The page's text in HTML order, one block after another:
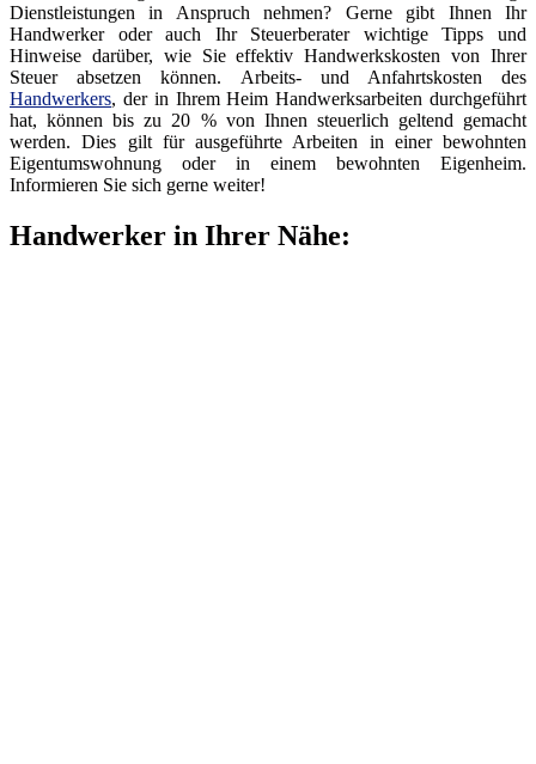
Dienstleistungen in Anspruch nehmen? Gerne gibt Ihnen Ihr
Handwerker oder auch Ihr Steuerberater wichtige Tipps und
Hinweise darüber, wie Sie effektiv Handwerkskosten von Ihrer
Steuer absetzen können. Arbeits- und Anfahrtskosten des
Handwerkers, der in Ihrem Heim Handwerksarbeiten durchgeführt
hat, können bis zu 20 % von Ihnen steuerlich geltend gemacht
werden. Dies gilt für ausgeführte Arbeiten in einer bewohnten
Eigentumswohnung oder in einem bewohnten Eigenheim.
Informieren Sie sich gerne weiter!
Handwerker in Ihrer Nähe: